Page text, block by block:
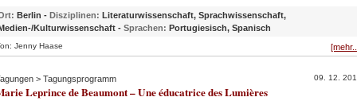
Berlin - Disziplinen: Literaturwissenschaft, Sprachwissenschaft,
Kulturwissenschaft - Sprachen: Portugiesisch, Spanisch
Jenny Haase
> Tagungsprogramm 09. 12.
Leprince de Beaumont – Une éducatrice des Lumières